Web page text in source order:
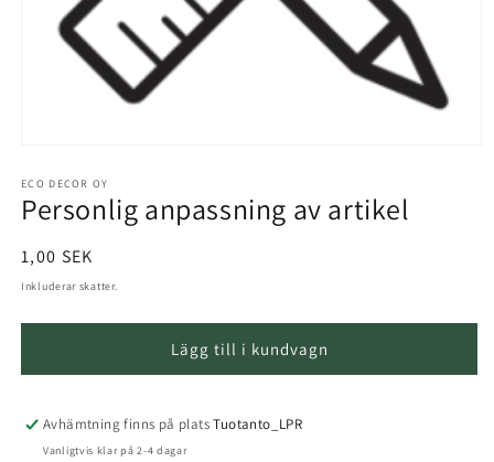
1
i
ett
fönster
ECO DECOR OY
Personlig anpassning av artikel
Normalt
pris
1,00 SEK
Inkluderar skatter.
Lägg till i kundvagn
Avhämtning finns på platsTuotanto_LPR
Vanligtvis klar på 2-4 dagar